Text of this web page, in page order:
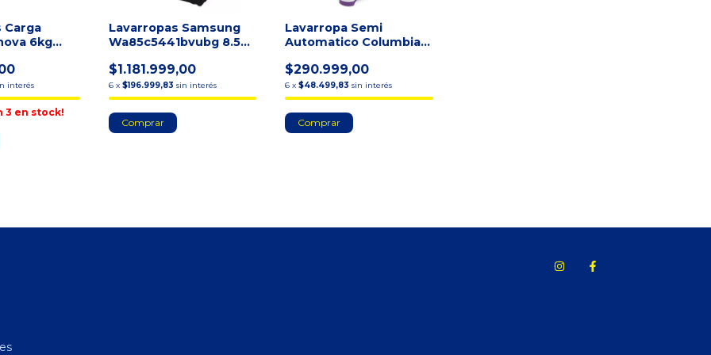
Carga
6kg
interés
3 en stock!
Lavarropas Samsung
Wa85c5441bvubg 8.5kg
$1.181.999,00
6 x $196.999,83 sin interés
Lavarropa Semi
Automatico Columbia
Bomba
$290.999,00
6 x$48.499,83 sin interés